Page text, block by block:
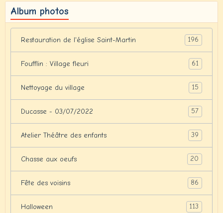
Album photos
Restauration de l'église Saint-Martin 196
Foufflin : Village fleuri 61
Nettoyage du village 15
Ducasse - 03/07/2022 57
Atelier Théâtre des enfants 39
Chasse aux oeufs 20
Fête des voisins 86
Halloween 113